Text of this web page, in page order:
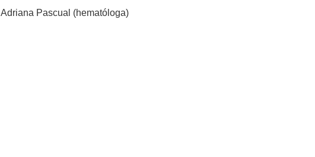
Adriana Pascual (hematóloga)